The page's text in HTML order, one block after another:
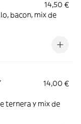
14,50 €
bacon, mix de
14,00 €
ternera y mix de